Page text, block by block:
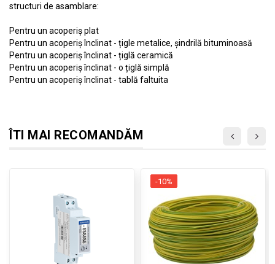
structuri de asamblare:
Pentru un acoperiș plat
Pentru un acoperiș înclinat - țigle metalice, șindrilă bituminoasă
Pentru un acoperiș înclinat - țiglă ceramică
Pentru un acoperiș înclinat - o țiglă simplă
Pentru un acoperiș înclinat - tablă faltuita
ÎTI MAI RECOMANDĂM
-10%